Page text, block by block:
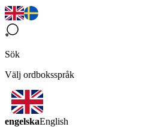
Sök
Välj ordboksspråk
engelskaEnglish